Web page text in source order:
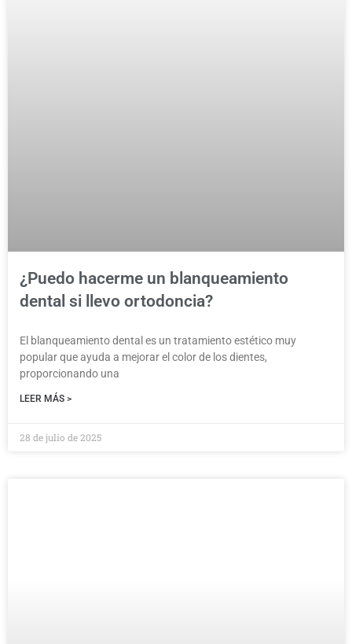
¿Puedo hacerme un blanqueamiento
dental si llevo ortodoncia?
El blanqueamiento dental es un tratamiento estético muy
popular que ayuda a mejorar el color de los dientes,
proporcionando una
LEER MÁS >
28 de julio de 2025